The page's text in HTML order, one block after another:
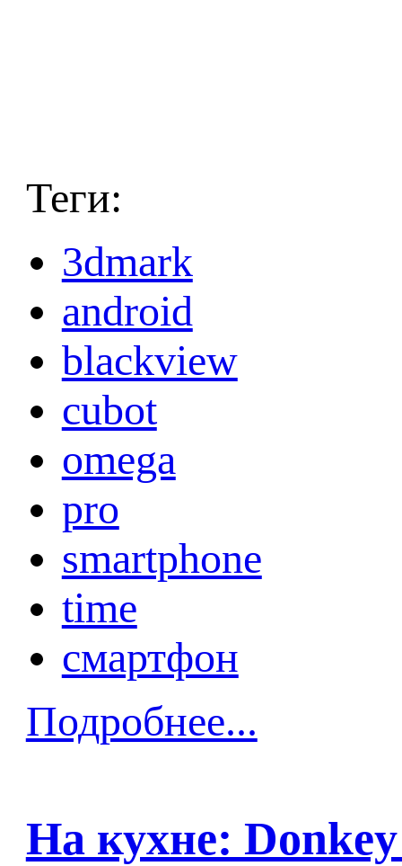
Теги:
3dmark
android
blackview
cubot
omega
pro
smartphone
time
смартфон
Подробнее...
На кухне: